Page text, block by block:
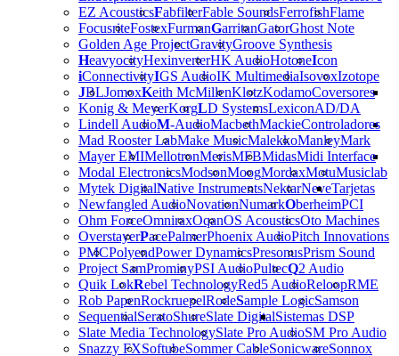
EZ AcousticsFabfilterFable SoundsFerrofishFlame
FocusriteFostexFurmanGarritanGatorGhost Note
Golden Age ProjectGravityGroove Synthesis
HeavyocityHexinverterHK AudioHotoneIcon
iConnectivityIGS AudioIK MultimediaIsovoxIzotope
JBLJomoxKeith McMillenKlotzKodamo
Konig & MeyerKorgLD SystemsLexicon
Lindell AudioM-AudioMacbethMackie
Mad Rooster LabMake MusicMalekkoManleyMark
Mayer EMIMellotronMerisMFBMidas
Modal ElectronicsModsonMoogMordaxMotuMusiclab
Mytek DigitalNative InstrumentsNektarNeve
Newfangled AudioNovationNumarkOberheim
Ohm ForceOmniraxOqanOS AcousticsOto Machines
OverstayerPacePalmerPhoenix AudioPitch Innovations
PMCPolyendPower DynamicsPresonusPrism Sound
Project SamProminyPSI AudioPultecQ2 Audio
Quik LokRebel TechnologyRed5 AudioReloopRME
Rob PapenRockruepelRodeSample LogicSamson
SequentialSeratoShureSlate Digital
Slate Media TechnologySlate Pro AudioSM Pro Audio
Snazzy FXSoftubeSommer CableSonicwareSonnox
Coversores
AD/DA
Controladores
Midi Interface
Tarjetas
PCI
Sistemas DSP